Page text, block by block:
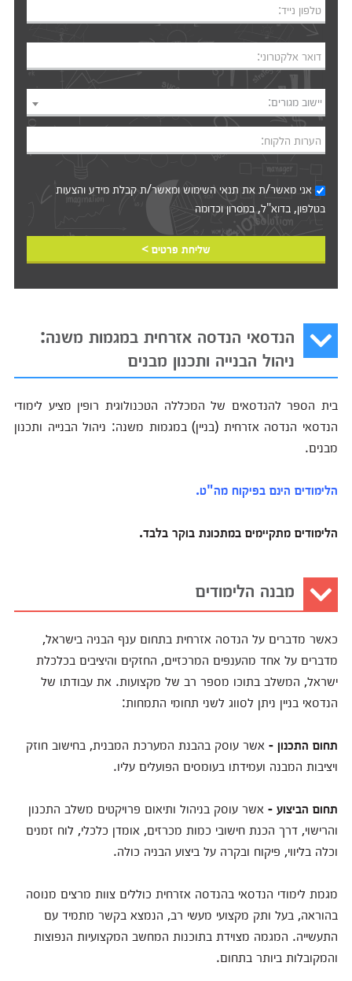
טלפון נייד:
דואר אלקטרוני:
יישוב מגורים:
הערות הלקוח:
אני מאשר/ת את תנאי השימושומאשר/ת קבלת מידע והצעות
בטלפון, בדוא"ל, במסרון וכדומה‎‎
שליחת פרטים >
הנדסאי הנדסה אזרחית במגמות משנה:
ניהול הבנייה ותכנון מבנים
בית הספר להנדסאים של המכללה הטכנולוגית רופין מציע לימודי
הנדסאי הנדסה אזרחית (בניין) במגמות משנה: ניהול הבנייה ותכנון
מבנים.
הלימודים הינם בפיקוח מה"ט.
הלימודים מתקיימים במתכונת בוקר בלבד.
מבנה הלימודים
כאשר מדברים על הנדסה אזרחית בתחום ענף הבניה בישראל,
מדברים על אחד מהענפים המרכזיים, החזקים והיציבים בכלכלת
ישראל, המשלב בתוכו מספר רב של מקצועות. את עבודתו של
הנדסאי בניין ניתן לסווג לשני תחומי התמחות:
תחום התכנון - אשר עוסק בהבנת המערכת המבנית, בחישוב חוזק
ויציבות המבנה ועמידתו בעומסים הפועלים עליו.
תחום הביצוע - אשר עוסק בניהול ותיאום פרויקטים משלב התכנון
והרישוי, דרך הכנת חישובי כמות מכרזים, אומדן כלכלי, לוח זמנים
וכלה בליווי, פיקוח ובקרה על ביצוע הבניה כולה.
מגמת לימודי הנדסאי בהנדסה אזרחית כוללים צוות מרצים מנוסה
בהוראה, בעל ותק מקצועי מעשי רב, הנמצא בקשר מתמיד עם
התעשייה. המגמה מצוידת בתוכנות המחשב המקצועיות הנפוצות
והמקובלות ביותר בתחום.